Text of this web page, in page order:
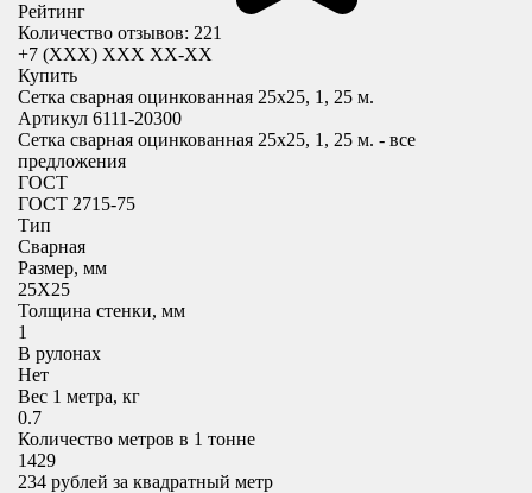
Рейтинг
Количество отзывов: 221
+7 (XXX) ХХХ ХХ-ХХ
Купить
Сетка сварная оцинкованная 25х25, 1, 25 м.
Артикул 6111-20300
Сетка сварная оцинкованная 25х25, 1, 25 м. - все
предложения
ГОСТ
ГОСТ 2715-75
Тип
Сварная
Размер, мм
25X25
Толщина стенки, мм
1
В рулонах
Нет
Вес 1 метра, кг
0.7
Количество метров в 1 тонне
1429
234 рублей за квадратный метр